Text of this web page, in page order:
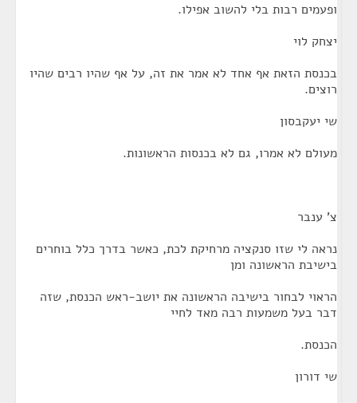
ופעמים רבות בלי להשוב אפילו.
יצחק לוי
בכנסת הזאת אף אחד לא אמר את זה, על אף שהיו רבים שהיו
רוצים.
שי יעקבסון
מעולם לא אמרו, גם לא בכנסות הראשונות.
צ' ענבר
נראה לי שזו סנקציה מרחיקת לכת, כאשר בדרך כלל בוחרים
בישיבת הראשונה ומן
הראוי לבחור בישיבה הראשונה את יושב-ראש הכנסת, שזה
דבר בעל משמעות רבה מאד לחיי
הכנסת.
שי דורון